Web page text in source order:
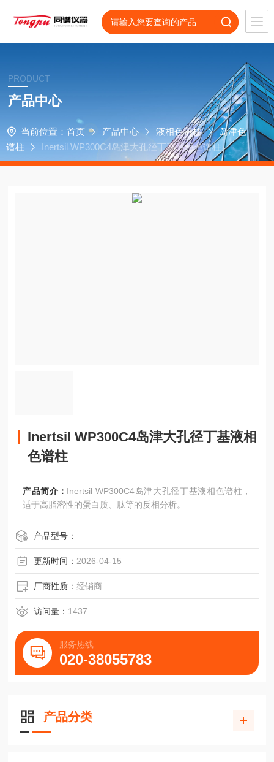
PRODUCT
产品中心
当前位置： 首页 产品中心 液相色谱柱
岛津色
谱柱
Inertsil WP300C4岛津大孔径丁基液相色谱柱
Inertsil WP300C4岛津大孔径丁基液相
色谱柱
产品简介： Inertsil WP300C4岛津大孔径丁基液相色谱柱，
适于高脂溶性的蛋白质、肽等的反相分析。
产品型号：
更新时间： 2026-04-15
厂商性质：经销商
访问量： 1437
服务热线
020-38055783
产品分类